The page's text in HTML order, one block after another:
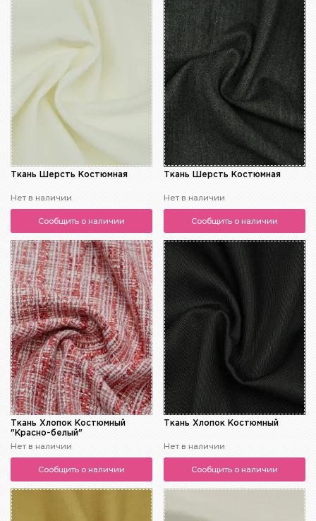
Ткань Шерсть Костюмная
Нет в наличии
Сообщить о наличии
Ткань Шерсть Костюмная
Нет в наличии
Сообщить о наличии
Ткань Хлопок Костюмный
"Красно-белый"
Нет в наличии
Сообщить о наличии
Ткань Хлопок Костюмный
Нет в наличии
Сообщить о наличии